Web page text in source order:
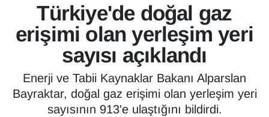
Türkiye'de doğal gaz
erişimi olan yerleşim yeri
sayısı açıklandı
Enerji ve Tabii Kaynaklar Bakanı Alparslan
Bayraktar, doğal gaz erişimi olan yerleşim yeri
sayısının 913'e ulaştığını bildirdi.
Biyografi
Bölge Haberleri
ÇEVRE
Deprem
Van Trafik Yoğunluk Haritası
Süper Lig Puan Durumu ve Fikstür
Tüm Manşetler
Son Dakika Haberleri